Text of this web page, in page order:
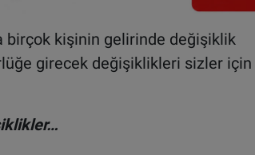
birçok kişinin gelirinde değişiklik
girecek değişiklikleri sizler için